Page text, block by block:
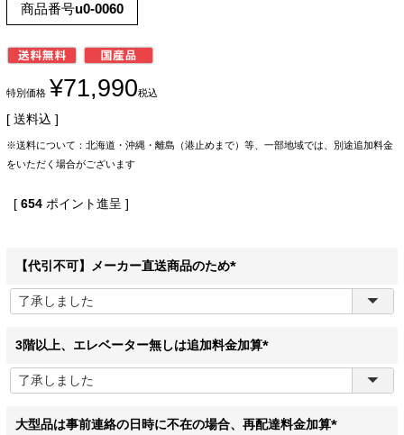
商品番号u0-0060
特別価格 ¥71,990税込
送料込
※送料について：北海道・沖縄・離島（港止めまで）等、一部地域では、別途追加料金
をいただく場合がございます
[ 654 ポイント進呈 ]
【代引不可】メーカー直送商品のため
(
)
3階以上、エレベーター無しは追加料金加算
(
)
大型品は事前連絡の日時に不在の場合、再配達料金加算